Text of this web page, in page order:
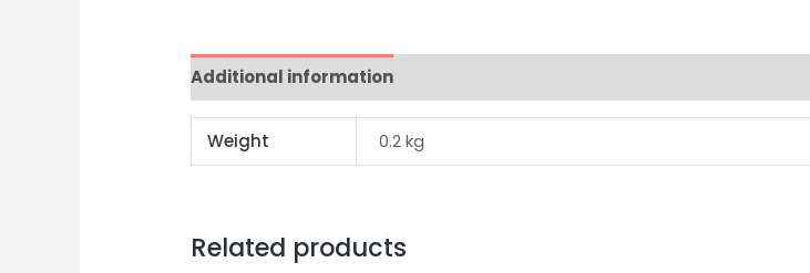
Additional information
Weight 0.2 kg
Related products